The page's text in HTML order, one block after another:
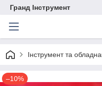
Гранд Інструмент
Інструмент та
–10%